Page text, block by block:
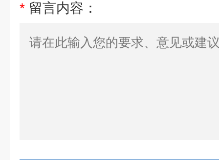
* 留言内容：